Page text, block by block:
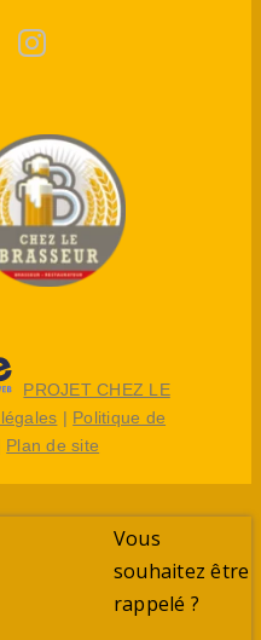
PROJET CHEZ LE
| Politique de
Plan de site
Vous
souhaitez être
rappelé ?